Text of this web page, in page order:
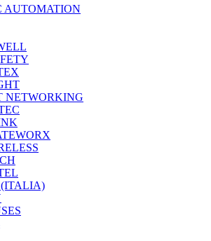
AUTOMATION
NETWORKING